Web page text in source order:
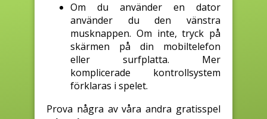
Om du använder en dator
använder du den vänstra
musknappen. Om inte, tryck på
skärmen på din mobiltelefon
eller surfplatta. Mer
komplicerade kontrollsystem
förklaras i spelet.
Prova några av våra andra gratisspel